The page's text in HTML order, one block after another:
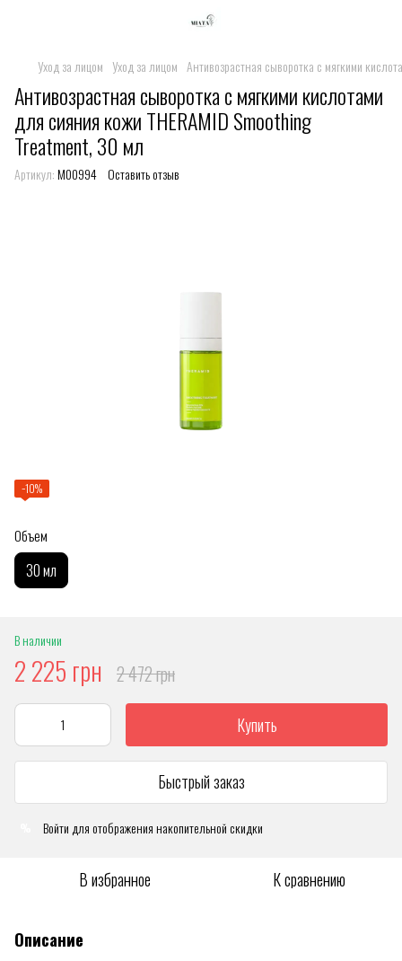
Уход за лицом Уход за лицом Антивозрастная сыворотка с мягкими
Антивозрастная сыворотка с мягкими кислотами
для сияния кожи THERAMID Smoothing
Treatment, 30 мл
Артикул:M00994 Оставить отзыв
−10%
Объем
30 мл
В наличии
2 225 грн 2 472 грн
Купить
Быстрый заказ
Войти для отображения накопительной скидки
В избранное К сравнению
Описание